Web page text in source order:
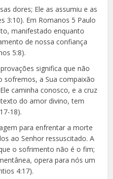
dores; Ele as assumiu e as
3:10). Em Romanos 5 Paulo
manifestado enquanto
de nossa confiança
5:8).
significa que não
sofremos, a Sua compaixão
caminha conosco, e a cruz
do amor divino, tem
18).
para enfrentar a morte
ao Senhor ressuscitado. A
o sofrimento não é o fim;
opera para nós um
4:17).